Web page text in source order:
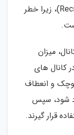
رفت و برگشتی استفاده شود (Reciprocating)، زیرا خطر
میزان
کانال های
کوچک و انعطاف
شود، سپس
قرار گیرند.